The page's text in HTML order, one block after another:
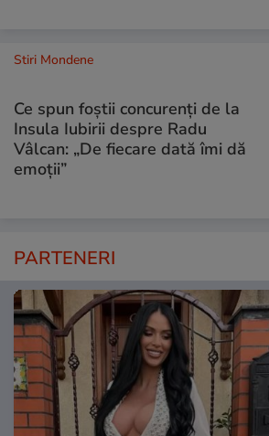
Stiri Mondene
Ce spun foștii concurenți de la
Insula Iubirii despre Radu
Vâlcan: „De fiecare dată îmi dă
emoții”
PARTENERI